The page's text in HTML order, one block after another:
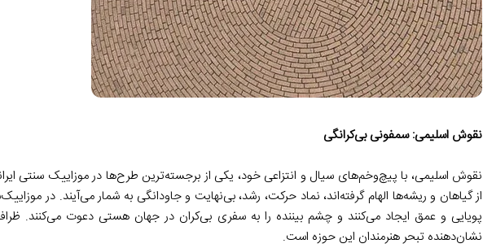
نقوش اسلیمی: سمفونی بی‌کرانگی
نقوش اسلیمی، با پیچ‌وخم‌های سیال و انتزاعی خود، یکی از برجسته‌ترین طرح‌ها در موزاییک سنتی
از گیاهان و ریشه‌ها الهام گرفته‌اند، نماد حرکت، رشد، بی‌نهایت و جاودانگی به شمار می‌آیند. در
پویایی و عمق ایجاد می‌کنند و چشم بیننده را به سفری بی‌کران در جهان هستی دعوت می‌کنند.
نشان‌دهنده تبحر هنرمندان این حوزه است.